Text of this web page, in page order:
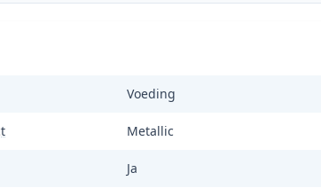
Voeding
Metallic
Ja